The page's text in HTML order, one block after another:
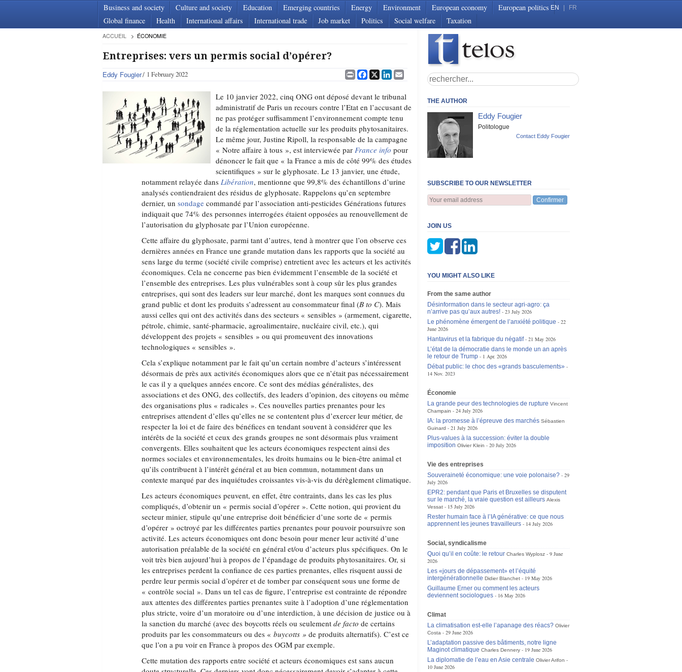
Business and society Culture and society Education Emerging countries Energy Environment European economy
European politics
Global finance
Health International affairs International trade Job market Politics Social welfare Taxation
EN FR
ACCUEIL ÉCONOMIE
Entreprises: vers un permis social d’opérer?
Eddy Fougier 1 February 2022 PrintFacebook
X LinkedIn
Email
Le 10 janvier 2022, cinq ONG ont déposé devant le tribunal
administratif de Paris un recours contre l’Etat en l’accusant de
ne pas protéger suffisamment l’environnement compte tenu
de la réglementation actuelle sur les produits phytosanitaires.
Le même jour, Justine Ripoll, la responsable de la campagne
« Notre affaire à tous », est interviewée parFrance info pour
dénoncer le fait que « la France a mis de côté 99% des études
scientifiques » sur le glyphosate. Le 13 janvier, une étude,
notamment relayée dansLibération, mentionne que 99,8% des échantillons d’urine
analysés contiendraient des résidus de glyphosate. Rappelons qu’en septembre
dernier, unsondage commandé par l’association anti-pesticides Générations futures
indiquait que 74% des personnes interrogées étaient opposées au renouvellement de
l’autorisation du glyphosate par l’Union européenne.
Cette affaire du glyphosate, parmi tant d’autres, tend à montrer que l’on observe ces
dernières années en France une grande mutation dans les rapports que la société au
sens large du terme (société civile comprise) entretient avec les acteurs et les activités
économiques. Cela ne concerne pas bien évidemment l’ensemble de la société et
l’ensemble des entreprises. Les plus vulnérables sont à coup sûr les plus grandes
entreprises, qui sont des leaders sur leur marché, dont les marques sont connues du
grand public et dont les produits s’adressent au consommateur final (B to C). Mais
aussi celles qui ont des activités dans des secteurs « sensibles » (armement, cigarette,
pétrole, chimie, santé-pharmacie, agroalimentaire, nucléaire civil, etc.), qui
développent des projets « sensibles » ou qui promeuvent des innovations
technologiques « sensibles ».
Cela s’explique notamment par le fait qu’un certain nombre d’acteurs s’intéressent
désormais de près aux activités économiques alors que ce n’était pas nécessairement
le cas il y a quelques années encore. Ce sont des médias généralistes, des
associations et des ONG, des collectifs, des leaders d’opinion, des citoyens ou même
des organisations plus « radicales ». Ces nouvelles parties prenantes pour les
entreprises attendent d’elles qu’elles ne se contentent plus d’exercer leur métier, de
respecter la loi et de faire des bénéfices en tendant souvent à considérer que les
intérêts de la société et ceux des grands groupes ne sont désormais plus vraiment
convergents. Elles souhaitent que les acteurs économiques respectent ainsi des
normes sociales et environnementales, les droits humains ou le bien-être animal et
qu’ils contribuent à l’intérêt général et au bien commun, notamment dans un
contexte marqué par des inquiétudes croissantes vis-à-vis du dérèglement climatique.
Les acteurs économiques peuvent, en effet, être contraints, dans les cas les plus
compliqués, d’obtenir un « permis social d’opérer ». Cette notion, qui provient du
secteur minier, stipule qu’une entreprise doit bénéficier d’une sorte de « permis
d’opérer » octroyé par les différentes parties prenantes pour pouvoir poursuivre son
activité. Les acteurs économiques ont donc besoin pour mener leur activité d’une
autorisation préalable de la société en général et/ou d’acteurs plus spécifiques. On le
voit très bien aujourd’hui à propos de l’épandage de produits phytosanitaires. Or, si
les entreprises perdent la confiance de ces parties prenantes, elles risquent aussi de
perdre leur permis social d’opérer et de tomber par conséquent sous une forme de
« contrôle social ». Dans un tel cas de figure, l’entreprise est contrainte de répondre
aux attentes des différentes parties prenantes suite à l’adoption d’une réglementation
plus stricte, voire d’un moratoire ou d’une interdiction, à une décision de justice ou à
la sanction du marché (avec des boycotts réels ou seulementde facto de certains
produits par les consommateurs ou des «buycotts » de produits alternatifs). C’est ce
que l’on a pu voir en France à propos des OGM par exemple.
Cette mutation des rapports entre société et acteurs économiques est sans aucun
THE AUTHOR
Eddy Fougier
Politologue
Contact Eddy Fougier
SUBSCRIBE TO OUR NEWSLETTER
Confirmer
JOIN US
YOU MIGHT ALSO LIKE
From the same author
Désinformation dans le secteur agri-agro: ça
n’arrive pas qu’aux autres!
23 July 2026
Le phénomène émergent de l’anxiété politique
22
June 2026
Hantavirus et la fabrique du négatif
21 May 2026
L’état de la démocratie dans le monde un an après
le retour de Trump
1 Apr. 2026
Débat public: le choc des «grands basculements»
14 Nov. 2023
Économie
La grande peur des technologies de rupture Vincent
Champain
24 July 2026
IA: la promesse à l’épreuve des marchés Sébastien
Guinard
21 July 2026
Plus-values à la succession: éviter la double
imposition Olivier Klein 20 July 2026
Vie des entreprises
Souveraineté économique: une voie polonaise?
29
July 2026
EPR2: pendant que Paris et Bruxelles se disputent
sur le marché, la vraie question est ailleurs Alexis
Vessat
15 July 2026
Rester humain face à l’IA générative: ce que nous
apprennent les jeunes travailleurs
14 July 2026
Social, syndicalisme
Quoi qu’il en coûte: le retour Charles Wyplosz
9 June
2026
Les «jours de dépassement» et l’équité
intergénérationnelle Didier Blanchet
19 May 2026
Guillaume Erner ou comment les acteurs
deviennent sociologues
16 May 2026
Climat
La climatisation est-elle l’apanage des réacs? Olivier
Costa
29 June 2026
L’adaptation passive des bâtiments, notre ligne
Maginot climatique Charles Dennery
19 June 2026
La diplomatie de l’eau en Asie centrale Olivier Arifon
10 June 2026